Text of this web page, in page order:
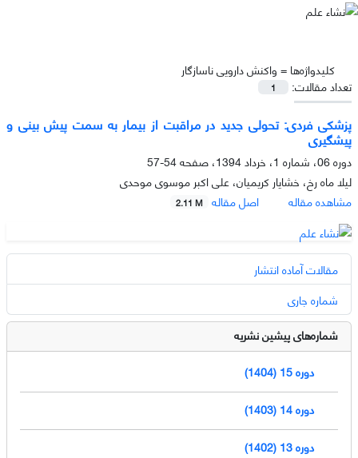
کلیدواژه‌ها = واکنش دارویی ناسازگار
تعداد مقالات:
1
پزشکی فردی: تحولی جدید در مراقبت از بیمار به سمت پیش بینی و
پیشگیری
دوره 06، شماره 1، خرداد 1394، صفحه
54-57
لیلا ماه رخ، خشایار کریمیان، علی اکبر موسوی موحدی
مشاهده مقاله
اصل مقاله 2.11 M
مقالات آماده انتشار
شماره جاری
شماره‌های پیشین نشریه
دوره 15 (1404)
دوره 14 (1403)
دوره 13 (1402)